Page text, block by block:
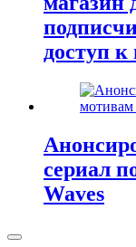
доступ
сериал
Waves